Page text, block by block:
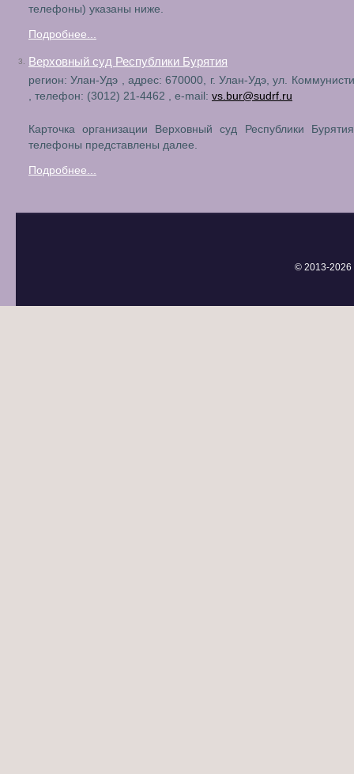
телефоны) указаны ниже.
Подробнее...
3. Верховный суд Республики Бурятия
регион: Улан-Удэ , адрес: 670000, г. Улан-Удэ, ул.
, телефон: (3012) 21-4462 , e-mail: vs.bur@sudrf.ru
Карточка организации Верховный суд Республики
телефоны представлены далее.
Подробнее...
© 2013-2026